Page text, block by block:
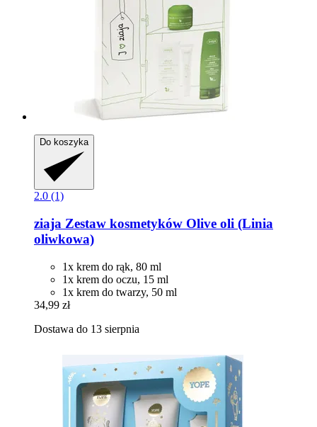
Do koszyka
2.0 (1)
ziaja Zestaw kosmetyków Olive oli (Linia
oliwkowa)
1x krem do rąk, 80 ml
1x krem do oczu, 15 ml
1x krem do twarzy, 50 ml
34,99 zł
Dostawa do 13 sierpnia